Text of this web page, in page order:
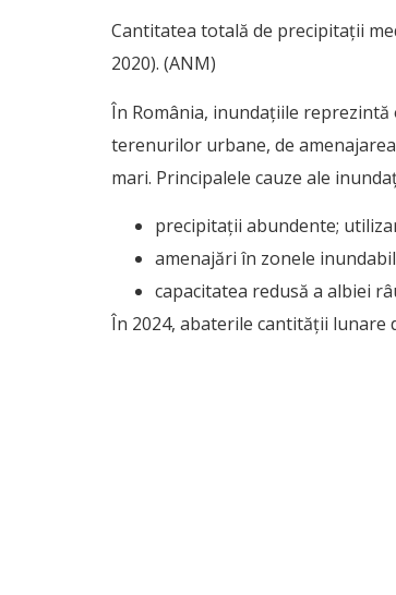
Cantitatea totală de precipitaţii
2020). (ANM)
În România, inundațiile
terenurilor urbane, de
mari. Principalele cauze ale
precipitații abundente;
amenajări în zonele
capacitatea redusă a albiei
În 2024, abaterile cantității lunare